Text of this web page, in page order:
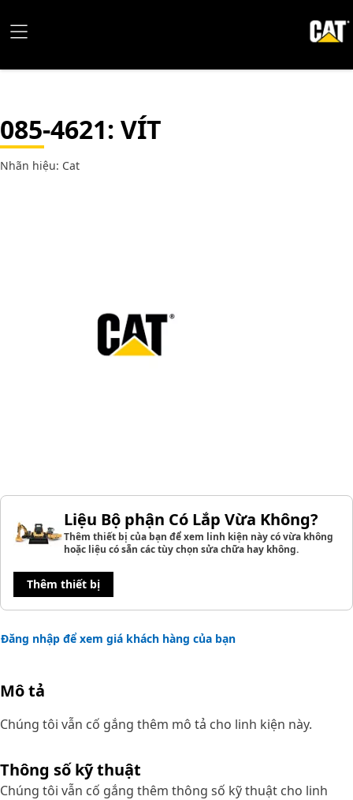
085-4621: VÍT
Nhãn hiệu: Cat
Liệu Bộ phận Có Lắp Vừa Không?
Thêm thiết bị của bạn để xem linh kiện này có vừa không
hoặc liệu có sẵn các tùy chọn sửa chữa hay không.
Thêm thiết bị
Đăng nhập để xem giá khách hàng của bạn
Mô tả
Chúng tôi vẫn cố gắng thêm mô tả cho linh kiện này.
Thông số kỹ thuật
Chúng tôi vẫn cố gắng thêm thông số kỹ thuật cho linh